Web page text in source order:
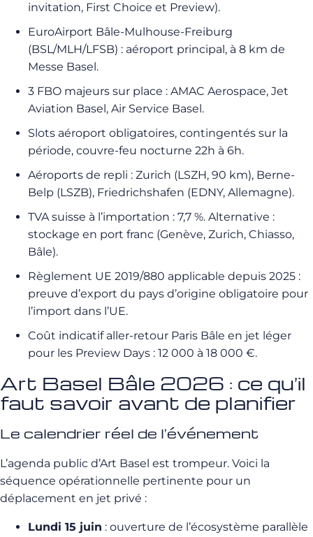
invitation, First Choice et Preview).
EuroAirport Bâle-Mulhouse-Freiburg
(BSL/MLH/LFSB) : aéroport principal, à 8 km de
Messe Basel.
3 FBO majeurs sur place : AMAC Aerospace, Jet
Aviation Basel, Air Service Basel.
Slots aéroport obligatoires, contingentés sur la
période, couvre-feu nocturne 22h à 6h.
Aéroports de repli : Zurich (LSZH, 90 km), Berne-
Belp (LSZB), Friedrichshafen (EDNY, Allemagne).
TVA suisse à l’importation : 7,7 %. Alternative :
stockage en port franc (Genève, Zurich, Chiasso,
Bâle).
Règlement UE 2019/880 applicable depuis 2025 :
preuve d’export du pays d’origine obligatoire pour
l’import dans l’UE.
Coût indicatif aller-retour Paris Bâle en jet léger
pour les Preview Days : 12 000 à 18 000 €.
Art Basel Bâle 2026 : ce qu’il
faut savoir avant de planifier
Le calendrier réel de l’événement
L’agenda public d’Art Basel est trompeur. Voici la
séquence opérationnelle pertinente pour un
déplacement en jet privé :
Lundi 15 juin : ouverture de l’écosystème parallèle